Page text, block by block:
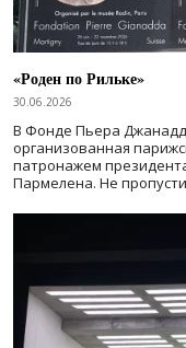
«Роден по Рильке»
30.06.2026
В Фонде Пьера
организованная
патронажем
Пармелена. Не